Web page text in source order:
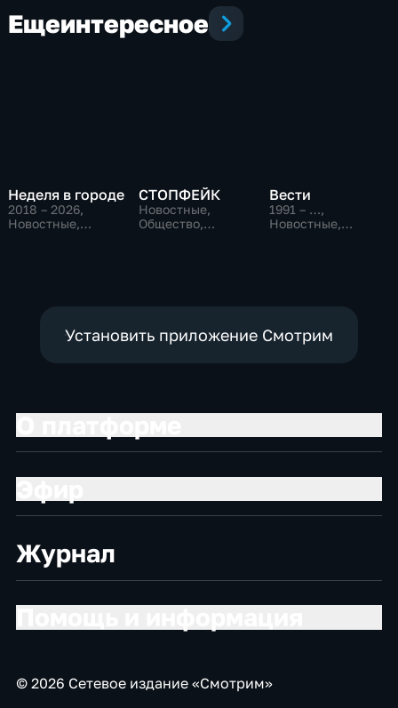
Ещеинтересное
Неделя в городе
2018 – 2026,
Новостные,
СТОПФЕЙК
Новостные,
Общество,
Вести
1991 – …,
Новостные,
Установить приложение Смотрим
Журнал
© 2026 Сетевое издание «Смотрим»